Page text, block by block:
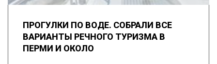
ПРОГУЛКИ ПО ВОДЕ. СОБРАЛИ ВСЕ
ВАРИАНТЫ РЕЧНОГО ТУРИЗМА В
ПЕРМИ И ОКОЛО